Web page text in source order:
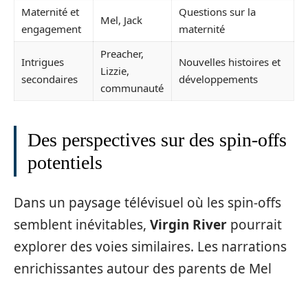
Maternité et
engagement
Mel, Jack
Questions sur la
maternité
Intrigues
secondaires
Preacher,
Lizzie,
communauté
Nouvelles histoires et
développements
Des perspectives sur des spin-offs
potentiels
Dans un paysage télévisuel où les spin-offs
semblent inévitables, Virgin River pourrait
explorer des voies similaires. Les narrations
enrichissantes autour des parents de Mel